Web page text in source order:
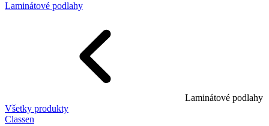
Laminátové podlahy
Laminátové podlahy
Všetky produkty
Classen